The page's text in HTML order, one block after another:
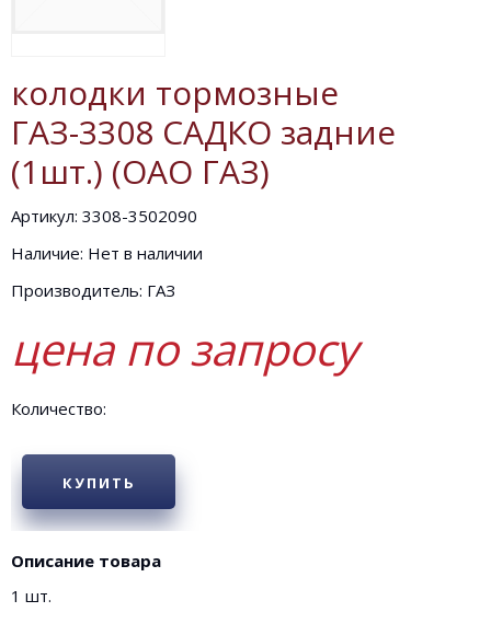
колодки тормозные
ГАЗ-3308 САДКО задние
(1шт.) (ОАО ГАЗ)
Артикул: 3308-3502090
Наличие: Нет в наличии
Производитель: ГАЗ
цена по запросу
Количество:
КУПИТЬ
Описание товара
1 шт.